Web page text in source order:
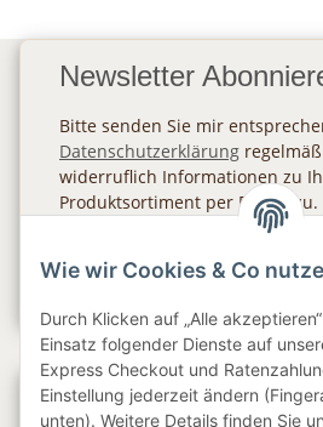
Newsletter
Bitte senden Sie mir
Datenschutzerklärung
widerruflich Informationen zu
Produktsortiment per E-Mail zu.
Gesetzliche Informationen
Wie wir Cookies & Co
Durch Klicken auf „Alle
Einsatz folgender Dienste auf
Express Checkout und
Einstellung jederzeit ändern
unten). Weitere Details finden Sie